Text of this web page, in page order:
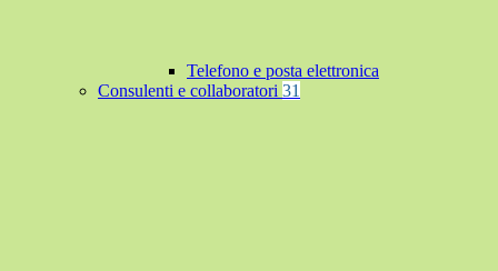
Telefono e posta elettronica
Consulenti e collaboratori 31